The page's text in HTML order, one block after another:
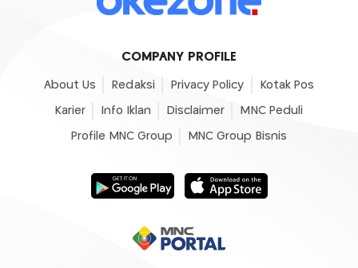
COMPANY PROFILE
About Us Redaksi Privacy Policy Kotak Pos
Karier Info Iklan Disclaimer MNC Peduli
Profile MNC Group MNC Group Bisnis